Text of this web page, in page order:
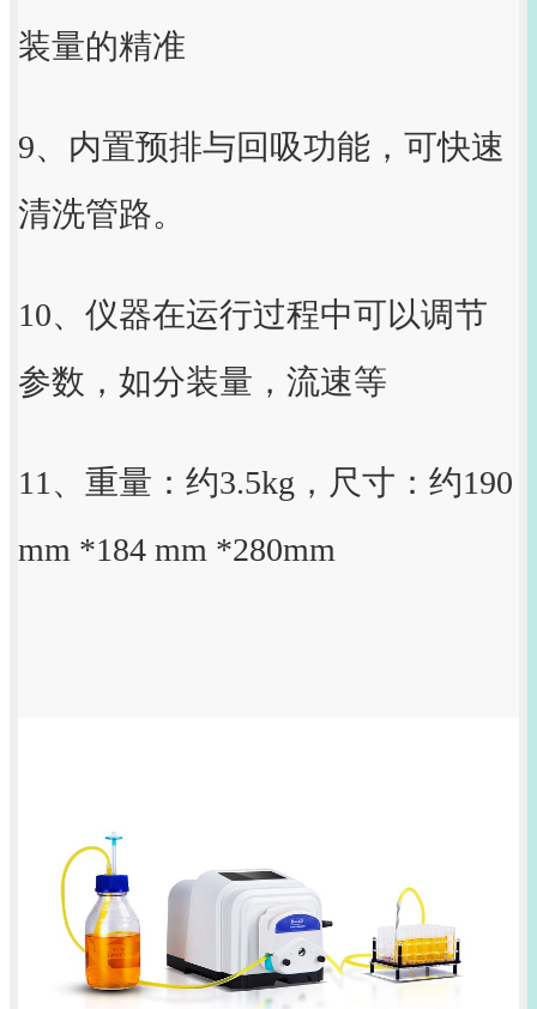
装量的精准
9、内置预排与回吸功能，可快速
清洗管路。
10、仪器在运行过程中可以调节
参数，如分装量，流速等
11、重量：约3.5kg，尺寸：约190
mm *184 mm *280mm